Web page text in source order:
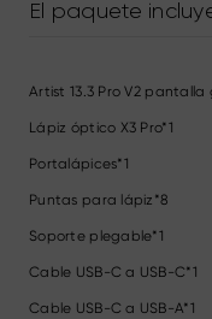
El paquete
Artist 13.3 Pro V2 pantalla
Lápiz óptico X3 Pro*1
Portalápices*1
Puntas para lápiz*8
Soporte plegable*1
Cable USB-C a USB-C*1
Cable USB-C a USB-A*1